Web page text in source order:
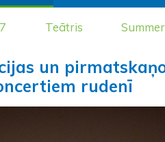
Teātris
un
rudenī